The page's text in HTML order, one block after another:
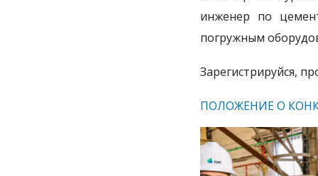
инженер по
погружным
Зарегистрируйся,
ПОЛОЖЕНИЕ О